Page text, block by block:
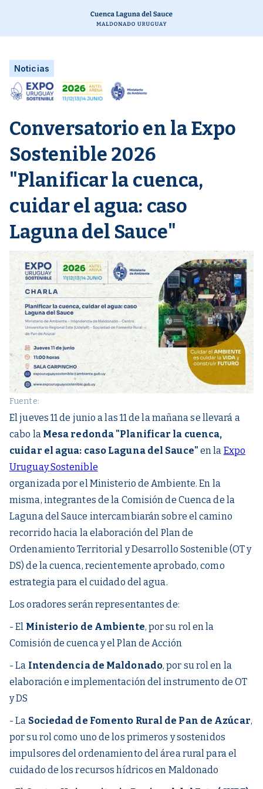
Noticias
Conversatorio en la Expo
Sostenible 2026
"Planificar la cuenca,
cuidar el agua: caso
Laguna del Sauce"
Fuente:
El jueves 11 de junio a las 11 de la mañana se llevará a
cabo la Mesa redonda "Planificar la cuenca,
cuidar el agua: caso Laguna del Sauce" en la Expo
Uruguay Sostenible
organizada por el Ministerio de Ambiente. En la
misma, integrantes de la Comisión de Cuenca de la
Laguna del Sauce intercambiarán sobre el camino
recorrido hacia la elaboración del Plan de
Ordenamiento Territorial y Desarrollo Sostenible (OT y
DS) de la cuenca, recientemente aprobado, como
estrategia para el cuidado del agua.
Los oradores serán representantes de:
- El Ministerio de Ambiente, por su rol en la
Comisión de cuenca y el Plan de Acción
- La Intendencia de Maldonado, por su rol en la
elaboración e implementación del instrumento de OT
y DS
- La Sociedad de Fomento Rural de Pan de Azúcar,
por su rol como uno de los primeros y sostenidos
impulsores del ordenamiento del área rural para el
cuidado de los recursos hídricos en Maldonado